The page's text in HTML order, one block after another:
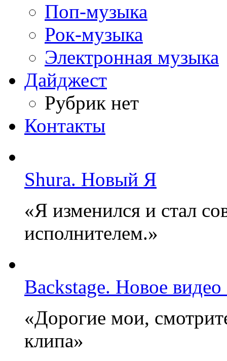
Поп-музыка
Рок-музыка
Электронная музыка
Дайджест
Рубрик нет
Контакты
Shura. Новый Я
«Я изменился и стал
исполнителем.»
Backstage. Новое
«Дорогие мои,
клипа»